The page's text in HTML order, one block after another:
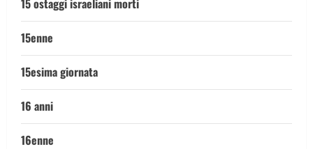
15 ostaggi israeliani morti
15enne
15esima giornata
16 anni
16enne